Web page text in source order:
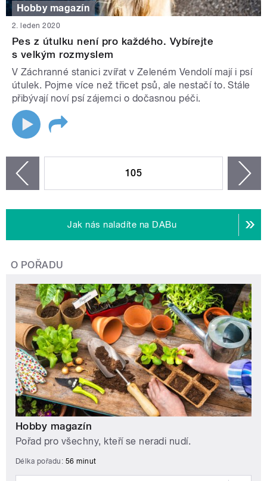
Hobby magazín
2. leden 2020
Pes z útulku není pro každého. Vybírejte
s velkým rozmyslem
V Záchranné stanici zvířat v Zeleném Vendolí mají i psí
útulek. Pojme více než třicet psů, ale nestačí to. Stále
přibývají noví psí zájemci o dočasnou péči.
105
Jak nás naladíte na DABu
O POŘADU
Hobby magazín
Pořad pro všechny, kteří se neradi nudí.
Délka pořadu: 56 minut